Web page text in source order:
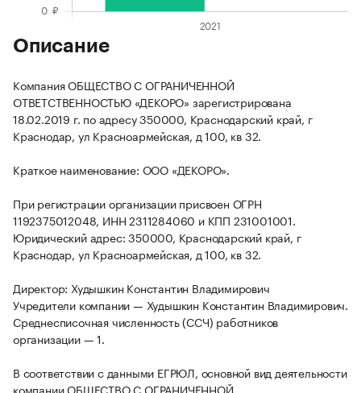
Описание
Компания ОБЩЕСТВО С ОГРАНИЧЕННОЙ
ОТВЕТСТВЕННОСТЬЮ «ДЕКОРО» зарегистрирована
18.02.2019 г. по адресу 350000, Краснодарский край, г
Краснодар, ул Красноармейская, д 100, кв 32.
Краткое наименование: ООО «ДЕКОРО».
При регистрации организации присвоен ОГРН
1192375012048, ИНН 2311284060 и КПП 231001001.
Юридический адрес: 350000, Краснодарский край, г
Краснодар, ул Красноармейская, д 100, кв 32.
Директор: Худышкин Константин Владимирович
Учредители компании — Худышкин Константин Владимирович.
Среднесписочная численность (ССЧ) работников
организации — 1.
В соответствии с данными ЕГРЮЛ, основной вид деятельности
компании ОБЩЕСТВО С ОГРАНИЧЕННОЙ